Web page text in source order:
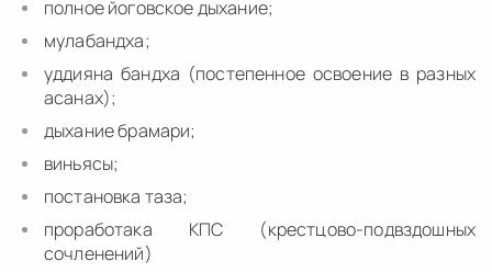
полное йоговское дыхание;
мулабандха;
уддияна бандха (постепенное освоение в разных
асанах);
дыхание брамари;
виньясы;
постановка таза;
проработака КПС (крестцово-подвздошных
сочленений)